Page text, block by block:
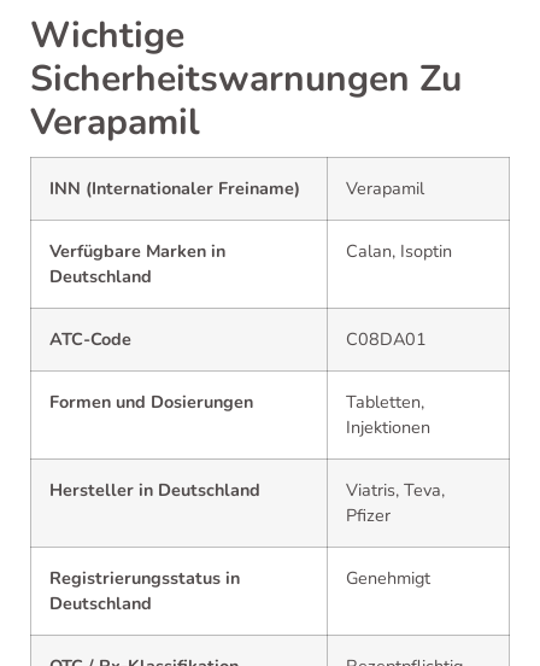
Wichtige
Sicherheitswarnungen Zu
Verapamil
INN (Internationaler Freiname) Verapamil
Verfügbare Marken in
Deutschland
Calan, Isoptin
ATC-Code C08DA01
Formen und Dosierungen
Tabletten,
Injektionen
Hersteller in Deutschland
Viatris, Teva,
Pfizer
Registrierungsstatus in
Deutschland
Genehmigt